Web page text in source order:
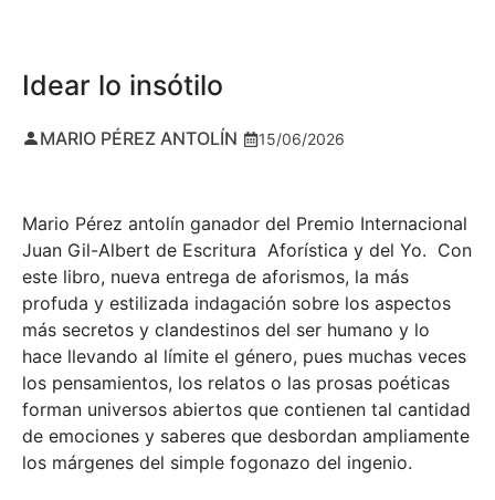
Idear lo insótilo
MARIO PÉREZ ANTOLÍN 15/06/2026
Mario Pérez antolín ganador del Premio Internacional
Juan Gil-Albert de Escritura Aforística y del Yo. Con
este libro, nueva entrega de aforismos, la más
profuda y estilizada indagación sobre los aspectos
más secretos y clandestinos del ser humano y lo
hace llevando al límite el género, pues muchas veces
los pensamientos, los relatos o las prosas poéticas
forman universos abiertos que contienen tal cantidad
de emociones y saberes que desbordan ampliamente
los márgenes del simple fogonazo del ingenio.